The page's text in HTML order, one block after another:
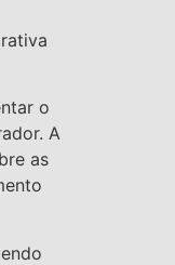
o
A
as